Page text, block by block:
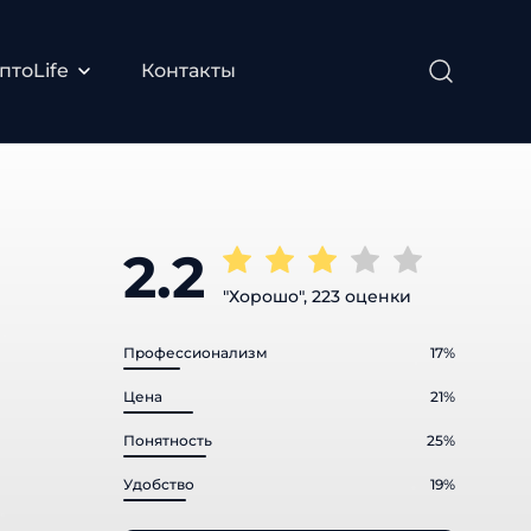
Контакты
2.2 "Хорошо", 223 оценки
Профессионализм 17%
Цена 21%
Понятность 25%
Удобство 19%